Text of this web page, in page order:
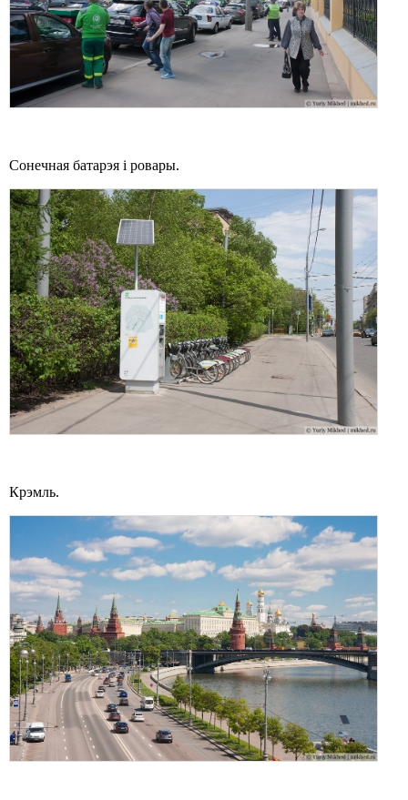
Сонечная батарэя і ровары.
Крэмль.